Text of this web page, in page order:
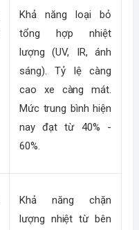
Khả năng loại bỏ
tổng hợp nhiệt
lượng (UV, IR, ánh
sáng). Tỷ lệ càng
cao xe càng mát.
Mức trung bình hiện
nay đạt từ 40% -
60%.
Khả năng chặn
lượng nhiệt từ bên